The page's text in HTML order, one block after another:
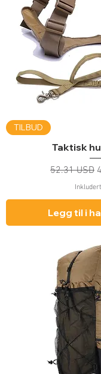
TILBUD
Taktisk
Vanlig pris
52.31 USD
Legg til i